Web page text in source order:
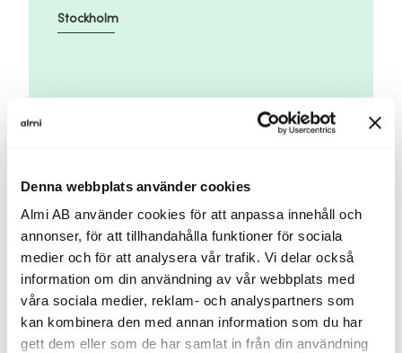
Denna webbplats använder cookies
Almi AB använder cookies för att anpassa innehåll och
annonser, för att tillhandahålla funktioner för sociala
medier och för att analysera vår trafik. Vi delar också
information om din användning av vår webbplats med
våra sociala medier, reklam- och analyspartners som
kan kombinera den med annan information som du har
gett dem eller som de har samlat in från din användning
Identifiera företagets immateriella värden
Stockholm
Göta